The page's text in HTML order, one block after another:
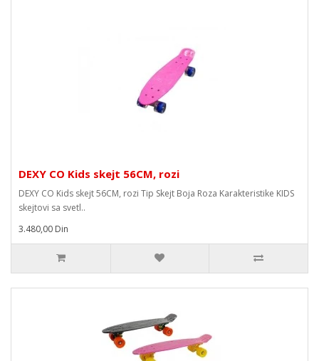
DEXY CO Kids skejt 56CM, rozi
DEXY CO Kids skejt 56CM, rozi Tip Skejt Boja Roza Karakteristike KIDS
skejtovi sa svetl..
3.480,00 Din